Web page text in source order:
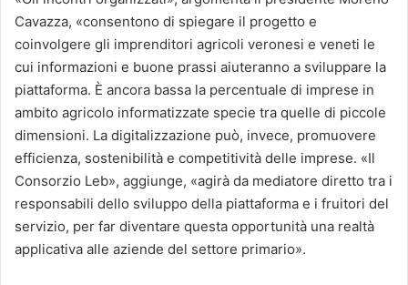
Cavazza, «consentono di spiegare il progetto e
coinvolgere gli imprenditori agricoli veronesi e veneti le
cui informazioni e buone prassi aiuteranno a sviluppare la
piattaforma. È ancora bassa la percentuale di imprese in
ambito agricolo informatizzate specie tra quelle di piccole
dimensioni. La digitalizzazione può, invece, promuovere
efficienza, sostenibilità e competitività delle imprese. «Il
Consorzio Leb», aggiunge, «agirà da mediatore diretto tra i
responsabili dello sviluppo della piattaforma e i fruitori del
servizio, per far diventare questa opportunità una realtà
applicativa alle aziende del settore primario».